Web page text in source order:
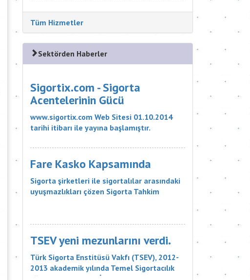
Tüm Hizmetler
Sektörden Haberler
Sigortix.com - Sigorta
Acentelerinin Gücü
www.sigortix.com Web Sitesi 01.10.2014
tarihi itibarı ile yayına başlamıştır.
tercih etmeleri gerektiği konusunda
bilgilendiren ve Sitedeki Üye Sigorta
Acentelerine müşteri yö...
Fare Kasko Kapsamında
Sigorta şirketleri ile sigortalılar arasındaki
uyuşmazlıkları çözen Sigorta Tahkim
sigorta şirketinin, 18 bin liralık tazminatı
ödemesine karar verdi. Sigorta Tahkim
Komisyonu M...
TSEV yeni mezunlarını verdi.
Türk Sigorta Enstitüsü Vakfı (TSEV), 2012-
2013 akademik yılında Temel Sigortacılık